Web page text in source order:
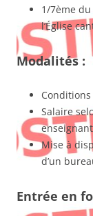
1/7ème
l’Église
Modalités :
Conditions
Salaire
Mise à
d’un
Entrée en